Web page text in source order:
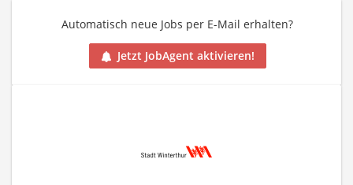
Automatisch neue Jobs per E-Mail erhalten?
Jetzt JobAgent aktivieren!